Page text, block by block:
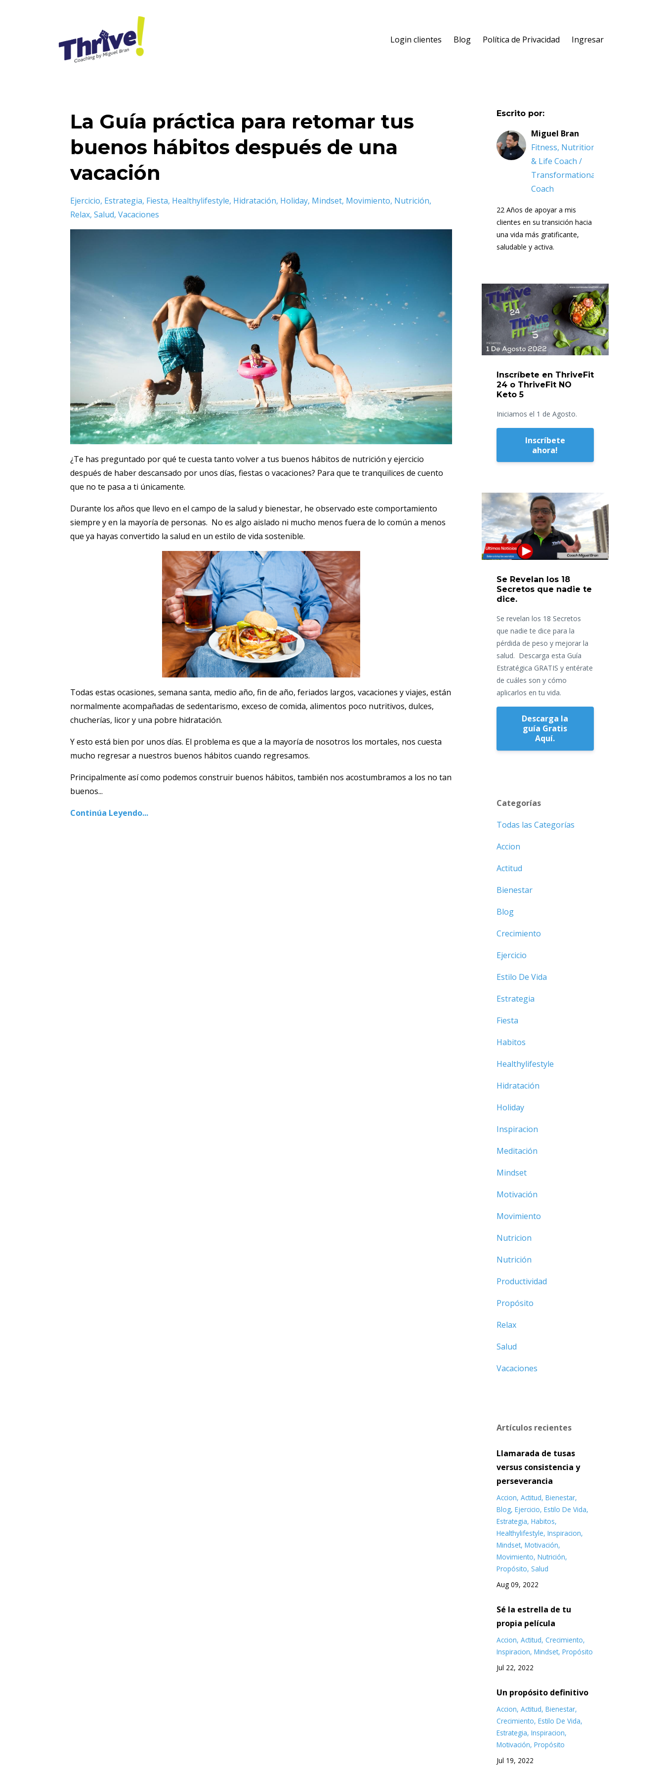
Login clientes Blog Política de Privacidad Ingresar
La Guía práctica para retomar tus
buenos hábitos después de una
vacación
Ejercicio Estrategia Fiesta Healthylifestyle Hidratación Holiday Mindset Movimiento Nutrición
Relax Salud Vacaciones
¿Te has preguntado por qué te cuesta tanto volver a tus buenos hábitos de nutrición y ejercicio
después de haber descansado por unos días, fiestas o vacaciones? Para que te tranquilices de cuento
que no te pasa a ti únicamente.
Durante los años que llevo en el campo de la salud y bienestar, he observado este comportamiento
siempre y en la mayoría de personas. No es algo aislado ni mucho menos fuera de lo común a menos
que ya hayas convertido la salud en un estilo de vida sostenible.
Todas estas ocasiones, semana santa, medio año, fin de año, feriados largos, vacaciones y viajes, están
normalmente acompañadas de sedentarismo, exceso de comida, alimentos poco nutritivos, dulces,
chucherías, licor y una pobre hidratación.
Y esto está bien por unos días. El problema es que a la mayoría de nosotros los mortales, nos cuesta
mucho regresar a nuestros buenos hábitos cuando regresamos.
Principalmente así como podemos construir buenos hábitos, también nos acostumbramos a los no tan
buenos...
Continúa Leyendo...
Escrito por:
Miguel Bran
Fitness, Nutrition
& Life Coach /
Transformational
Coach
22 Años de apoyar a mis
clientes en su transición hacia
una vida más gratificante,
saludable y activa.
Inscríbete en ThriveFit
24 o ThriveFit NO
Keto 5
Iniciamos el 1 de Agosto.
Inscríbete
ahora!
Se Revelan los 18
Secretos que nadie te
dice.
Se revelan los 18 Secretos
que nadie te dice para la
pérdida de peso y mejorar la
salud. Descarga esta Guía
Estratégica GRATIS y entérate
de cuáles son y cómo
aplicarlos en tu vida.
Descarga la
guía Gratis
Aquí.
Categorías
Todas las Categorías
Accion
Actitud
Bienestar
Blog
Crecimiento
Ejercicio
Estilo De Vida
Estrategia
Fiesta
Habitos
Healthylifestyle
Hidratación
Holiday
Inspiracion
Meditación
Mindset
Motivación
Movimiento
Nutricion
Nutrición
Productividad
Propósito
Relax
Salud
Vacaciones
Artículos recientes
Llamarada de tusas
versus consistencia y
perseverancia
Accion Actitud Bienestar
Blog Ejercicio Estilo De Vida
Estrategia Habitos
Healthylifestyle Inspiracion
Mindset Motivación
Movimiento Nutrición
Propósito Salud
Aug 09, 2022
Sé la estrella de tu
propia película
Accion Actitud Crecimiento
Inspiracion Mindset Propósito
Jul 22, 2022
Un propósito definitivo
Accion Actitud Bienestar
Crecimiento Estilo De Vida
Estrategia Inspiracion
Motivación Propósito
Jul 19, 2022